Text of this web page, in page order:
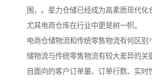
围，。星力仓储已经成为高素质现代化
尤其电商仓库在行业中更是树一帜。
电商仓储物流和传统零售物流有何区别
储物流与传统零售物流有较大差异的关
自面向的客户订单量、订单行数、实时